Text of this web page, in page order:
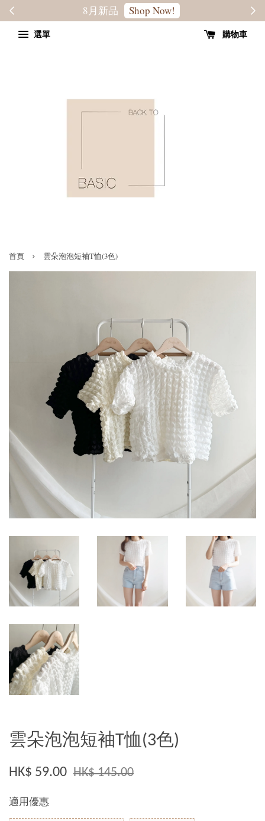
轉季優惠8折 SALE
選單 購物車
首頁 › 雲朵泡泡短袖T恤(3色)
雲朵泡泡短袖T恤(3色)
HK$ 59.00 HK$ 145.00
適用優惠